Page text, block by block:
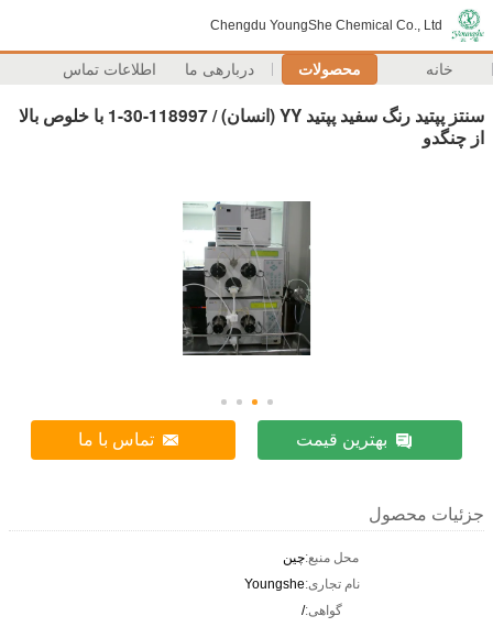
Chengdu YoungShe Chemical Co., Ltd
خانه محصولات دربارهی ما اطلاعات تماس
سنتز پپتید رنگ سفید پپتید YY (انسان) / 118997-30-1 با خلوص بالا
از چنگدو
بهترین قیمت تماس با ما
جزئیات محصول
محل منبع:چین
نام تجاری:Youngshe
گواهی:/